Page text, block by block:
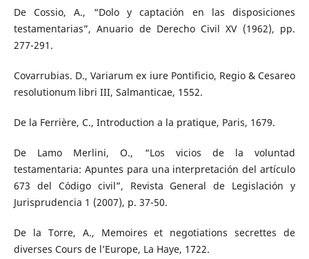
De Cossio, A., “Dolo y captación en las disposiciones
testamentarias”, Anuario de Derecho Civil XV (1962), pp.
277-291.
Covarrubias. D., Variarum ex iure Pontificio, Regio & Cesareo
resolutionum libri III, Salmanticae, 1552.
De la Ferrière, C., Introduction a la pratique, Paris, 1679.
De Lamo Merlini, O., “Los vicios de la voluntad
testamentaria: Apuntes para una interpretación del artículo
673 del Código civil”, Revista General de Legislación y
Jurisprudencia 1 (2007), p. 37-50.
De la Torre, A., Memoires et negotiations secrettes de
diverses Cours de l’Europe, La Haye, 1722.